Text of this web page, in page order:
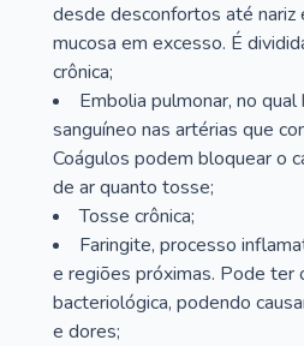
desde desconfortos até nariz
mucosa em excesso. É
crônica;
Embolia pulmonar, no
sanguíneo nas artérias que
Coágulos podem bloquear o
de ar quanto tosse;
Tosse crônica;
Faringite, processo
e regiões próximas. Pode ter
bacteriológica, podendo
e dores;